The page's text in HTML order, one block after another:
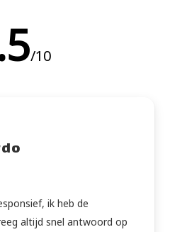
/10
ik heb de
altijd snel antwoord op